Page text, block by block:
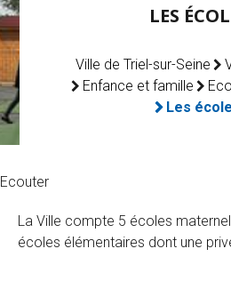
LES
Ville de Triel-sur-Seine
Enfance et famille
Les
Ecouter
La Ville compte 5 écoles
écoles élémentaires dont une